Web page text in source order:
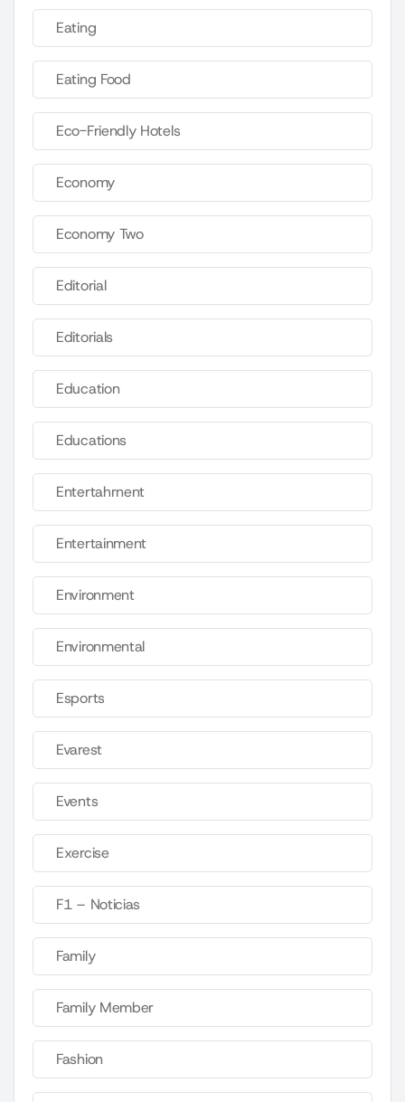
Eating
Eating Food
Eco-Friendly Hotels
Economy
Economy Two
Editorial
Editorials
Education
Educations
Entertahrnent
Entertainment
Environment
Environmental
Esports
Evarest
Events
Exercise
F1 – Noticias
Family
Family Member
Fashion